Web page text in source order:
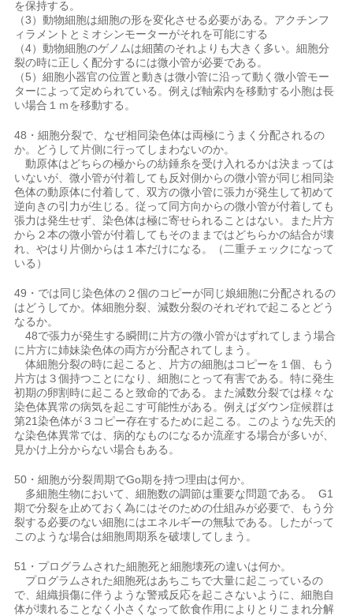
を保持する。
（3）動物細胞は細胞の形を変化させる必要がある。アクチンフ
ィラメントとミオシンモーターがそれを可能にする
（4）動物細胞のゲノムは細菌のそれよりも大きく多い。細胞分
裂の時に正しく配分するには微小管が必要である。
（5）細胞小器官の位置と動きは微小管に沿って動く微小管モー
ターによって定められている。例えば軸索内を移動する小胞は長
い場合１ｍを移動する。
48・細胞分裂で、なぜ相同染色体は両極にうまく分配されるの
か。どうして片側に行ってしまわないのか。
動原体はどちらの極からの紡錘糸を受け入れるかは決まっては
いないが、微小管が付着しても反対側からの微小管が同じ相同染
色体の動原体に付着して、双方の微小管に張力が発生して初めて
逆向きの引力が生じる。従って同方向からの微小管が付着しても
張力は発生せず、染色体は極に寄せられることはない。また片方
から２本の微小管が付着してもそのままではどちらかの結合が壊
れ、やはり片側からは１本だけになる。（二重チェックになって
いる）
49・では同じ染色体の２個のコピーが同じ娘細胞に分配されるの
はどうしてか。体細胞分裂、減数分裂のそれぞれで起こるとどう
なるか。
48で張力が発生する瞬間に片方の微小管がはずれてしまう場合
に片方に姉妹染色体の両方が分配されてしまう。
体細胞分裂の時に起こると、片方の細胞はコピーを１個、もう
片方は３個持つことになり、細胞にとって有害である。特に発生
初期の卵割時に起こると致命的である。また減数分裂では様々な
染色体異常の病気を起こす可能性がある。例えばダウン症候群は
第21染色体が３コピー存在するために起こる。このような先天的
な染色体異常では、病的なものになるか流産する場合が多いが、
見かけ上分からない場合もある。
50・細胞が分裂周期でGo期を持つ理由は何か。
多細胞生物において、細胞数の調節は重要な問題である。 G1
期で分裂を止めておく為にはそのための仕組みが必要で、もう分
裂する必要のない細胞にはエネルギーの無駄である。したがって
このような場合は細胞周期系を破壊してしまう。
51・プログラムされた細胞死と細胞壊死の違いは何か。
プログラムされた細胞死はあちこちで大量に起こっているの
で、組織損傷に伴うような警戒反応を起こさないように、細胞自
体が壊れることなく小さくなって飲食作用によりとりこまれ分解